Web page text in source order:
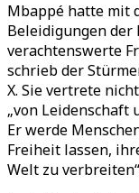
Mbappé hatte mit
Beleidigungen
verachtenswerte
schrieb der
X. Sie vertrete
„von Leidenschaft
Er werde
Freiheit lassen,
Welt zu verbreiten“